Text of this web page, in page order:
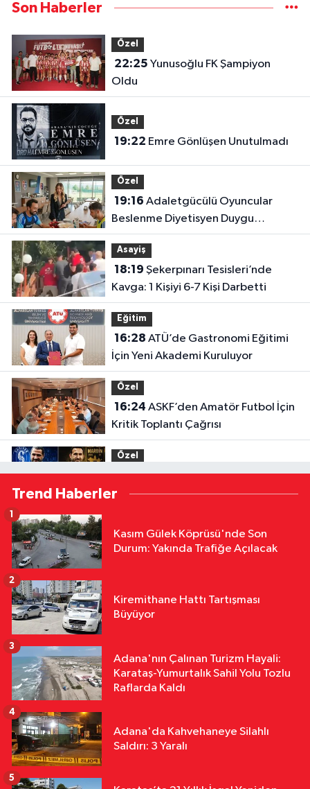
Son Haberler
Özel
22:25
Oldu
Özel
19:22 Emre Gönlüşen Unutulmadı
Özel
19:16
Beslenme Diyetisyen Duygu
Özbay’ın Kontrolünde
Asayiş
18:19
Kavga: 1 Kişiyi 6-7 Kişi Darbetti
Eğitim
16:28
İçin Yeni Akademi Kuruluyor
Özel
16:24
Kritik Toplantı Çağrısı
Özel
16:02Trendyol 1. Lig’de Adana’nın
İki Teknik Direktörü
15:08Göçükte Hayatını Kaybeden
13:53Film Değil Gerçek:
Asayiş
13:49Yolcu Otobüsü Kamyonete
Trend Haberler
Kasım Gülek Köprüsü'nde Son
Durum: Yakında Trafiğe Açılacak
1
Kiremithane Hattı Tartışması
Büyüyor
2
Adana'nın Çalınan Turizm Hayali:
Karataş-Yumurtalık Sahil Yolu Tozlu
Raflarda Kaldı
3
Adana'da Kahvehaneye Silahlı
Saldırı: 3 Yaralı
4
5